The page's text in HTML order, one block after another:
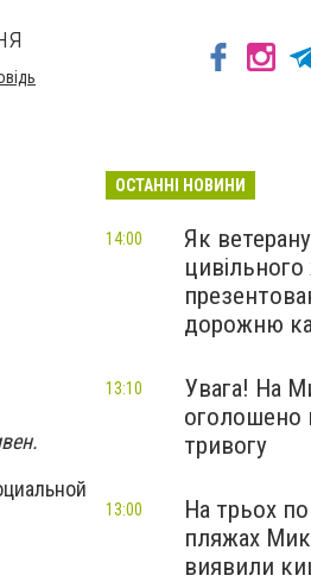
ОСТАННІ НОВИНИ
Як
дорожню
14:00
Увага! На
оголошено
тривогу
13:10
На трьох
пляжах
виявили
13:00